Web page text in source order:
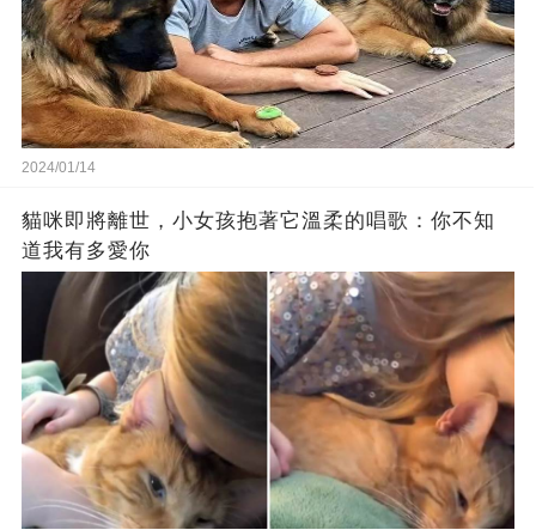
2024/01/14
貓咪即將離世，小女孩抱著它溫柔的唱歌：你不知
道我有多愛你